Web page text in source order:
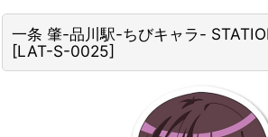
一条 肇-品川駅-ちびキャラ-
[LAT-S-0025]